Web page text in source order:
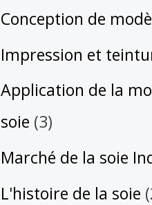
Conception de
Impression et
Application de la
soie (3)
Marché de la soie
L'histoire de la soie